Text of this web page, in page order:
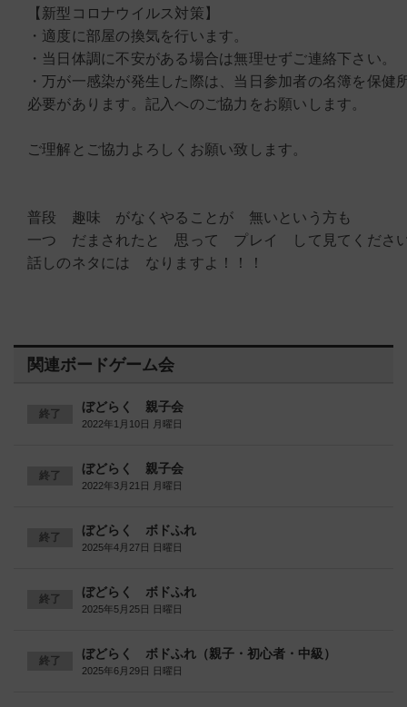
【新型コロナウイルス対策】
・適度に部屋の換気を行います。
・当日体調に不安がある場合は無理せずご連絡下さい。
・万が一感染が発生した際は、当日参加者の名簿を保健
必要があります。記入へのご協力をお願いします。
ご理解とご協力よろしくお願い致します。
普段 趣味 がなくやることが 無いという方も
一つ だまされたと 思って プレイ して見てくださ
話しのネタには なりますよ！！！
関連ボードゲーム会
終了 ぼどらく 親子会
2022年1月10日 月曜日
終了 ぼどらく 親子会
2022年3月21日 月曜日
終了 ぼどらく ボドふれ
2025年4月27日 日曜日
終了 ぼどらく ボドふれ
2025年5月25日 日曜日
終了 ぼどらく ボドふれ（親子・初心者・中級）
2025年6月29日 日曜日